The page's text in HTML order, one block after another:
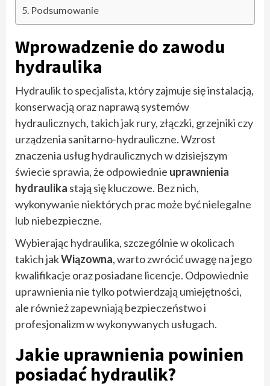
Podsumowanie
Wprowadzenie do zawodu
hydraulika
Hydraulik to specjalista, który zajmuje się instalacją,
konserwacją oraz naprawą systemów
hydraulicznych, takich jak rury, złączki, grzejniki czy
urządzenia sanitarno-hydrauliczne. Wzrost
znaczenia usług hydraulicznych w dzisiejszym
świecie sprawia, że odpowiednie uprawnienia
hydraulika stają się kluczowe. Bez nich,
wykonywanie niektórych prac może być nielegalne
lub niebezpieczne.
Wybierając hydraulika, szczególnie w okolicach
takich jakWiązowna, warto zwrócić uwagę na jego
kwalifikacje oraz posiadane licencje. Odpowiednie
uprawnienia nie tylko potwierdzają umiejętności,
ale również zapewniają bezpieczeństwo i
profesjonalizm w wykonywanych usługach.
Jakie uprawnienia powinien
posiadać hydraulik?